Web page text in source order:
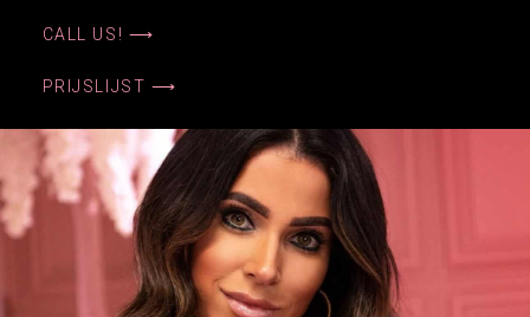
CALL US! ⟶
PRIJSLIJST ⟶